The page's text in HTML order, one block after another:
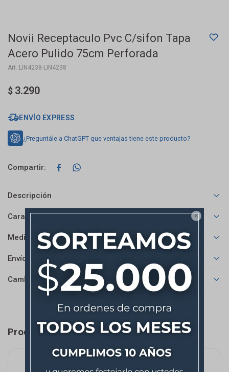

Novii Receptaculo Pvc C/sifon Tapa
Acero Pulido 75cm Perforada
LIN4238-LIN4238
$ 3.290
ENVÍO EXPRESS
¿Preguntále a ChatGPT que ventajas tiene este producto?
 
Descripción
Características
Medios de pago
Envíos
Cambios y Devoluciones
Productos que te pueden interesar